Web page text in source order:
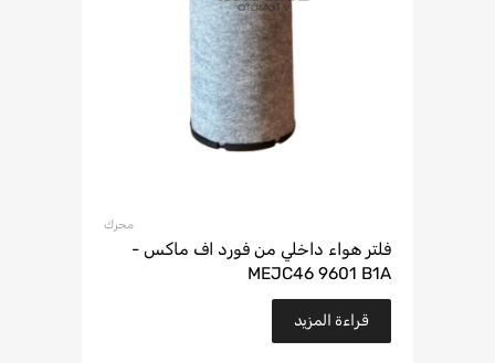
محرك
فلتر هواء داخلي من فورد اف ماكس -
MEJC46 9601 B1A
قراءة المزيد